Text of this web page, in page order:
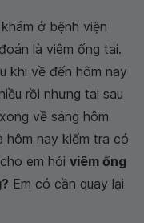
ở bệnh viện
là viêm ống tai.
khi về đến hôm nay
rồi nhưng tai sau
về sáng hôm
hôm nay kiểm tra có
em hỏi viêm ống
Em có cần quay lại